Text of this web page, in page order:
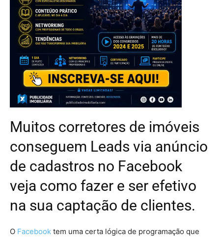
Muitos corretores de imóveis
conseguem Leads via anúncio
de cadastros no Facebook
veja como fazer e ser efetivo
na sua captação de clientes.
O Facebook tem uma certa lógica de programação que